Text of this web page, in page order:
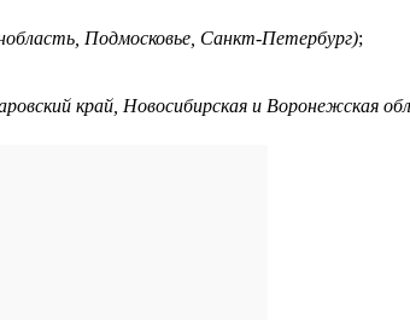
Подмосковье, Санкт-Петербург);
край, Новосибирская и Воронежская